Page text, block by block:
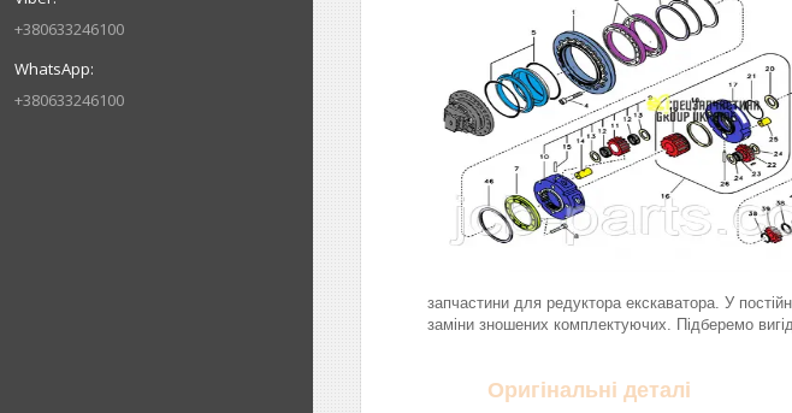
+380633246100
+380633246100
запчастини для редуктора екскаватора. У
заміни зношених комплектуючих. Підберемо
Оригінальні деталі